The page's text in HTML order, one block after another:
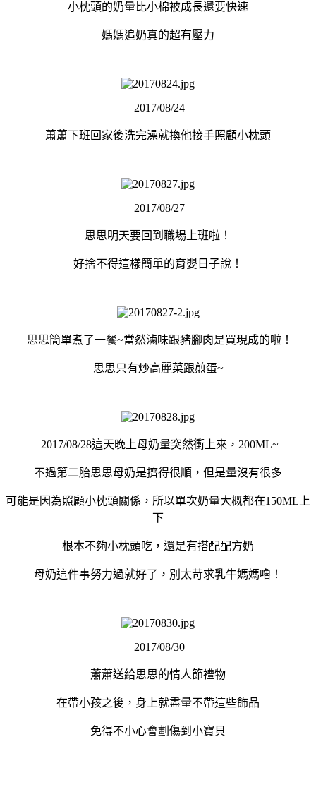
小枕頭的奶量比小棉被成長還要快速
媽媽追奶真的超有壓力
2017/08/24
蕭蕭下班回家後洗完澡就換他接手照顧小枕頭
2017/08/27
思思明天要回到職場上班啦！
好捨不得這樣簡單的育嬰日子說！
思思簡單煮了一餐~當然滷味跟豬腳肉是買現成的啦！
思思只有炒高麗菜跟煎蛋~
2017/08/28這天晚上母奶量突然衝上來，200ML~
不過第二胎思思母奶是擠得很順，但是量沒有很多
可能是因為照顧小枕頭關係，所以單次奶量大概都在150ML上
下
根本不夠小枕頭吃，還是有搭配配方奶
母奶這件事努力過就好了，別太苛求乳牛媽媽嚕！
2017/08/30
蕭蕭送給思思的情人節禮物
在帶小孩之後，身上就盡量不帶這些飾品
免得不小心會劃傷到小寶貝